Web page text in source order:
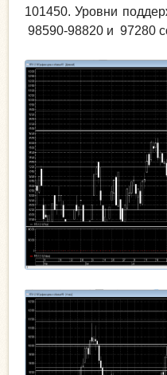
101450. Уровни
98590-98820 и